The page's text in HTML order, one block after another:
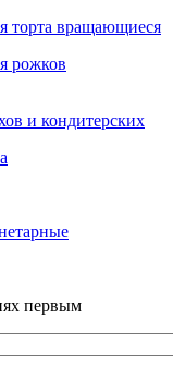
торта вращающиеся
рожков
и кондитерских
первым